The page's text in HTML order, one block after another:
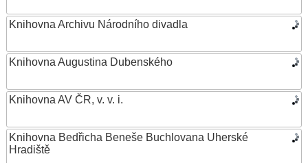
Knihovna Archivu Národního divadla
Knihovna Augustina Dubenského
Knihovna AV ČR, v. v. i.
Knihovna Bedřicha Beneše Buchlovana Uherské
Hradiště